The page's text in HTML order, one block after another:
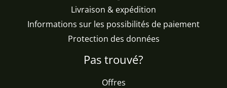
Livraison & expédition
Informations sur les possibilités de paiement
Protection des données
Pas trouvé?
Offres